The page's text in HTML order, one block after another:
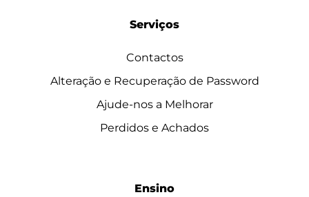
Serviços
Contactos
Alteração e Recuperação de Password
Ajude-nos a Melhorar
Perdidos e Achados
Ensino